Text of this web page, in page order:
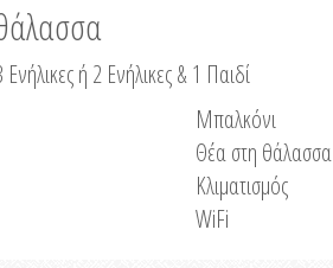
ή 2 Ενήλικες & 1 Παιδί
Μπαλκόνι
Θέα στη θάλασσα
Κλιματισμός
WiFi